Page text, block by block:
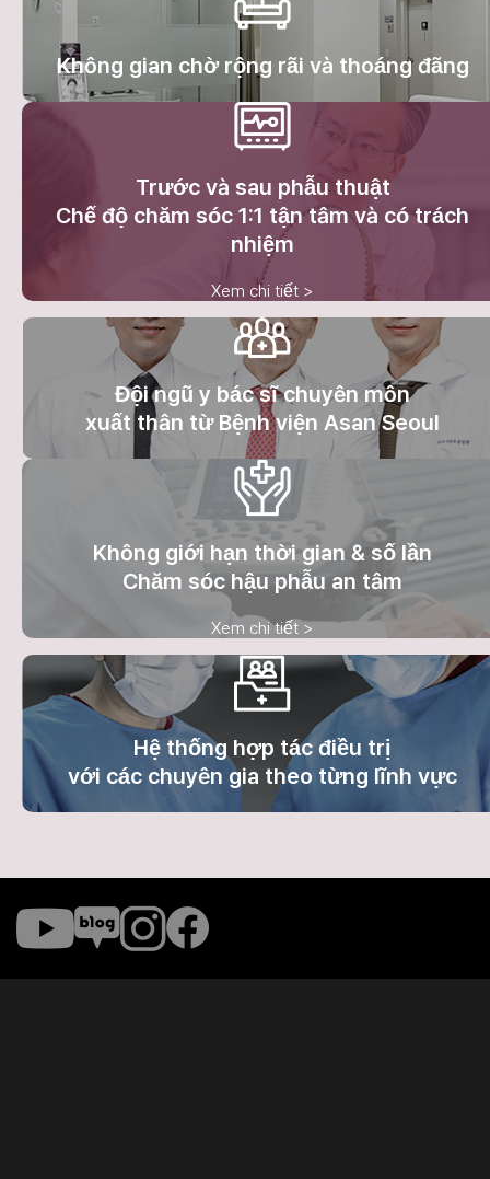
Không gian chờ rộng rãi và thoáng đãng
Trước và sau phẫu thuật
Chế độ chăm sóc 1:1 tận tâm và có trách
nhiệm
Xem chi tiết >
Đội ngũ y bác sĩ chuyên môn
xuất thân từ Bệnh viện Asan Seoul
Không giới hạn thời gian & số lần
Chăm sóc hậu phẫu an tâm
Xem chi tiết >
Hệ thống hợp tác điều trị
với các chuyên gia theo từng lĩnh vực